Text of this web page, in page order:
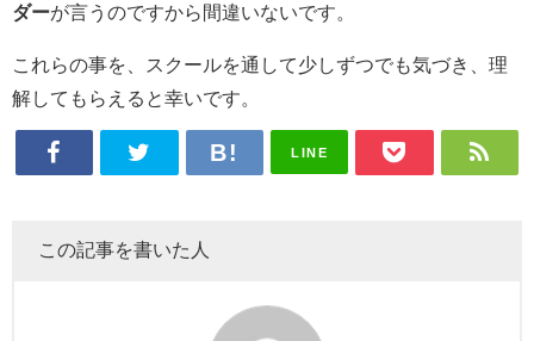
ダーが言うのですから間違いないです。
これらの事を、スクールを通して少しずつでも気づき、理
解してもらえると幸いです。
LINE
この記事を書いた人